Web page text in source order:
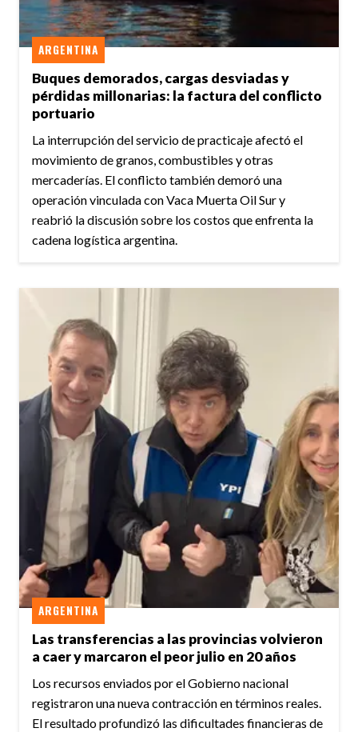
Buques demorados, cargas desviadas y
pérdidas millonarias: la factura del conflicto
portuario
ARGENTINA
La interrupción del servicio de practicaje afectó el
movimiento de granos, combustibles y otras
mercaderías. El conflicto también demoró una
operación vinculada con Vaca Muerta Oil Sur y
reabrió la discusión sobre los costos que enfrenta la
cadena logística argentina.
Las transferencias a las provincias volvieron
a caer y marcaron el peor julio en 20 años
ARGENTINA
Los recursos enviados por el Gobierno nacional
registraron una nueva contracción en términos reales.
El resultado profundizó las dificultades financieras de